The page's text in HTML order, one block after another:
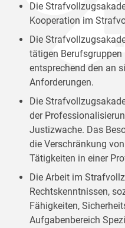
Die
Kooperation im
Die
tätigen
entsprechend den an
Anforderungen.
Die
der
Justizwache. Das
die Verschränkung
Tätigkeiten in einer
Die Arbeit im
Rechtskenntnissen,
Fähigkeiten,
Aufgabenbereich